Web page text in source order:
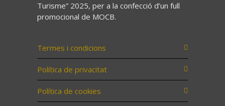
Turisme” 2025, per a la confecció d’un full
promocional de MOCB.
Termes i condicions
Política de privacitat
Política de cookies